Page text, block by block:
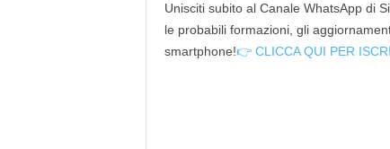
Unisciti subito al Canale WhatsApp di
le probabili formazioni, gli
smartphone!👉 CLICCA QUI PER